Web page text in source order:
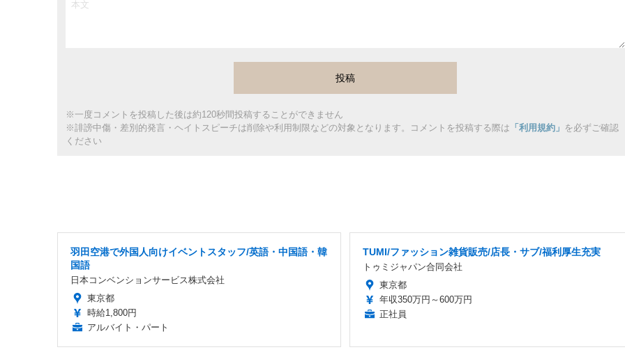
※一度コメントを投稿した後は約120秒間投稿することができません
※誹謗中傷・差別的発言・ヘイトスピーチは削除や利用制限などの対象となります。コメントを投稿する際は 「利用規約」 を必ずご確認
ください
羽田空港で外国人向けイベントスタッフ/英語・中国語・韓
国語
日本コンベンションサービス株式会社
東京都
時給1,800円
アルバイト・パート
TUMI/ファッション雑貨販売/店長・サブ/福利厚生充実
トゥミジャパン合同会社
東京都
年収350万円～600万円
正社員